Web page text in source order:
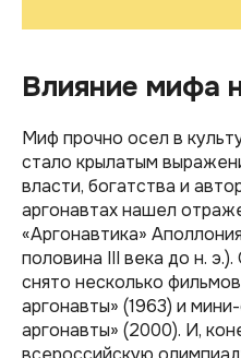
Влияние мифа
Миф прочно осел в
стало крылатым
власти, богатства и
аргонавтах нашел
«Аргонавтика»
половина III века до н.
снято несколько
аргонавты» (1963) и
аргонавты» (2000). И,